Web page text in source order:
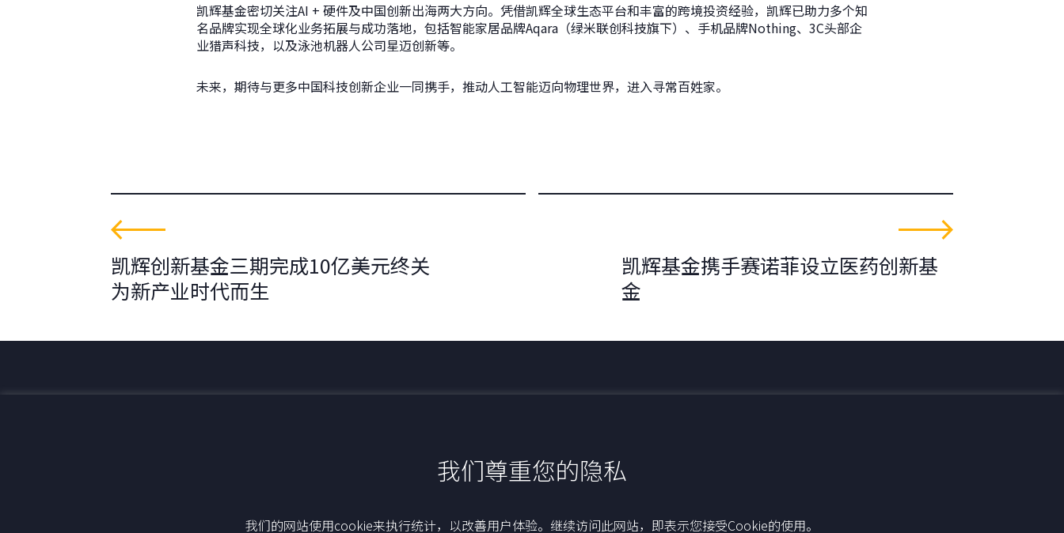
凯辉基金密切关注AI + 硬件及中国创新出海两大方向。凭借凯辉全球生态平台和丰富的跨境投资经验，凯辉已助力多个知
名品牌实现全球化业务拓展与成功落地，包括智能家居品牌Aqara （绿米联创科技旗下）、手机品牌Nothing、3C头部企
业猎声科技，以及泳池机器人公司星迈创新等。
未来，期待与更多中国科技创新企业一同携手，推动人工智能迈向物理世界，进入寻常百姓家。
凯辉创新基金三期完成10亿美元终关
为新产业时代而生
凯辉基金携手赛诺菲设立医药创新基
金
我们尊重您的隐私
我们的网站使用cookie来执行统计，以改善用户体验。继续访问此网站，即表示您接受Cookie的使用。